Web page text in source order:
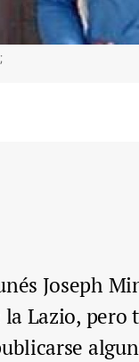
Joseph
Lazio, pero